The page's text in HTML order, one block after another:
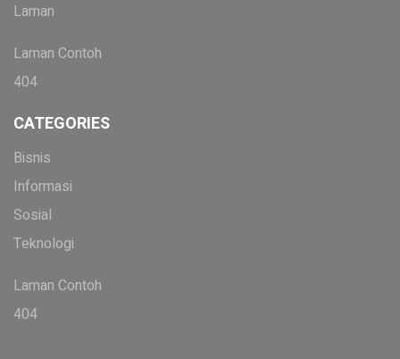
Laman
Laman Contoh
404
CATEGORIES
Bisnis
Informasi
Sosial
Teknologi
Laman Contoh
404